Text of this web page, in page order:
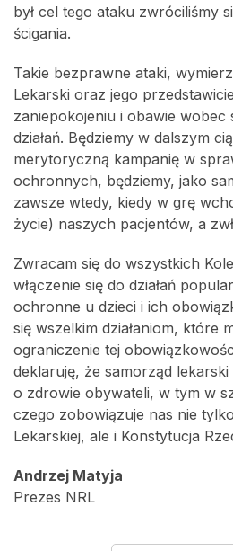
był cel tego ataku zwróciliśmy
ścigania.
Takie bezprawne ataki,
Lekarski oraz jego
zaniepokojeniu i obawie
działań. Będziemy w dalszym
merytoryczną kampanię w
ochronnych, będziemy, jako
zawsze wtedy, kiedy w grę
życie) naszych pacjentów, a
Zwracam się do wszystkich
włączenie się do działań
ochronne u dzieci i ich
się wszelkim działaniom, które
ograniczenie tej
deklaruję, że samorząd
o zdrowie obywateli, w tym w
czego zobowiązuje nas nie
Lekarskiej, ale i Konstytucja
Andrzej Matyja
Prezes NRL